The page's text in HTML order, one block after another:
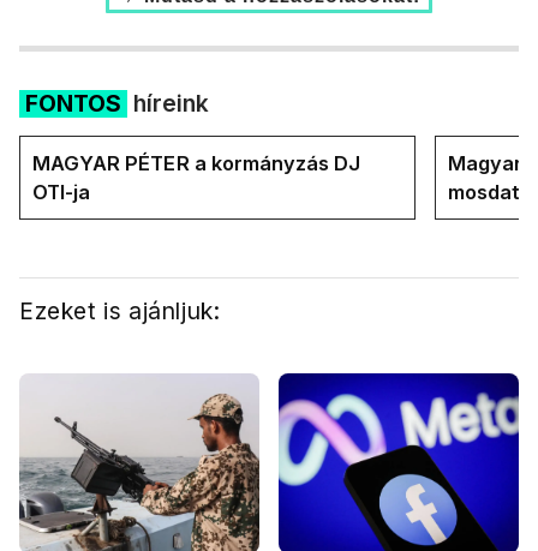
FONTOS híreink
MAGYAR PÉTER a kormányzás DJ
OTI-ja
Magyar
Ezeket is ajánljuk: